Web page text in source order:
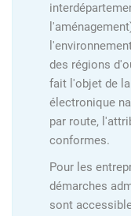
des régions
fait l'objet de
électronique
par route,
conformes.
Pour les
démarches
sont